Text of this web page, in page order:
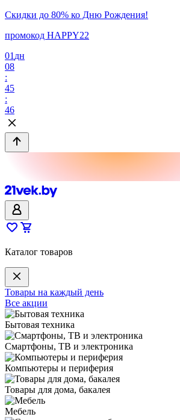
Скидки до 80% ко Дню Рождения!
промокод HAPPY22
01 дн
08
:
45
:
46
Каталог товаров
Товары на каждый день
Все акции
Бытовая техника
Смартфоны, ТВ и электроника
Компьютеры и периферия
Товары для дома, бакалея
Мебель